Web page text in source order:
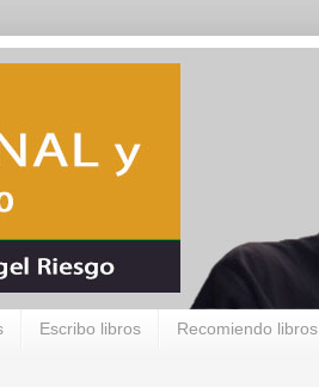
Escribo libros Recomiendo libros